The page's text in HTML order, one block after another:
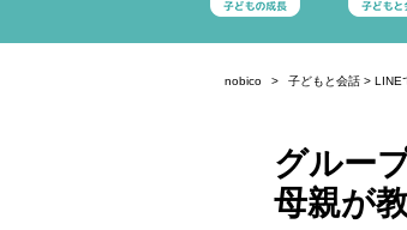
nobico 子どもと会話 > LINE
グルー
母親が